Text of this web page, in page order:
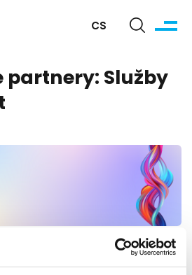
CS
partnery: Služby
29. 6. 2023 - 11:30 - Čtvrtek, 29. 6. 2023